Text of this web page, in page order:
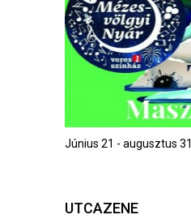
Június 21 - augusztus 31.
UTCAZENE